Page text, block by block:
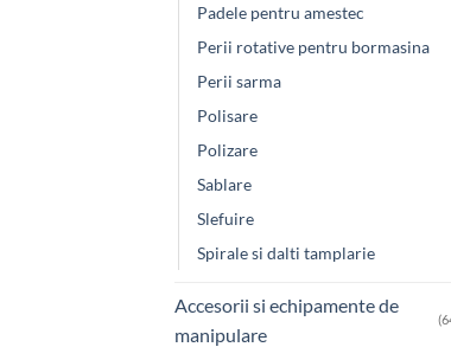
Padele pentru amestec
Perii rotative pentru bormasina
Perii sarma
Polisare
Polizare
Sablare
Slefuire
Spirale si dalti tamplarie
Accesorii si echipamente de
manipulare